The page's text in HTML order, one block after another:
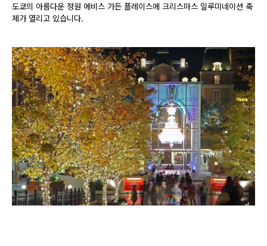
도쿄의 아름다운 정원 에비스 가든 플레이스에 크리스마스 일루미네이션 축
제가 열리고 있습니다.